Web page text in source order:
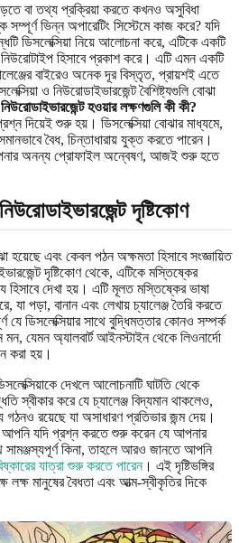
বা তথ্য প্রক্রিয়া করতে কখনও অসুবিধা
ভিন্ন অপারেটিং সিস্টেমে কাজ করে? যদি
ডিসলেক্সিয়া নিয়ে আলোচনা করে, এটিকে একটি
হিসাবে প্রকাশ করে। এটি এমন একটি
বাইরেও অনেক দূর বিস্তৃত, প্রায়শই এতে
ও নিউরোডাইভারজেন্ট বৈশিষ্ট্যগুলি বোঝা
নিউরোডাইভারজেন্ট হওয়ার লক্ষণগুলি কী কী?
দিয়েই শুরু হয়। ডিসলেক্সিয়া বোঝার মাধ্যমে,
বৈধ, চিন্তাধারায় যুক্ত করতে পারেন।
অনন্য প্রোফাইল অন্বেষণ, আজই শুরু হতে
দৃষ্টিকোণ
হয়েছে এবং কেবল পঠন অক্ষমতা হিসাবে সংজ্ঞায়িত
দৃষ্টিকোণ থেকে, এটিকে মস্তিষ্কের
হিসাবে দেখা হয়। এটি মূলত মস্তিষ্কের ভাষা
যা পড়া, বানান এবং লেখায় চ্যালেঞ্জ তৈরি করতে
ডিসলেক্সিয়ার সাথে বুদ্ধিমত্তার কোনও সম্পর্ক
যেমন অ্যালবার্ট আইনস্টাইন থেকে লিওনার্দো
করা হয়।
দেখলে আলোচনাটি ঘাটতি থেকে
স্বীকার করে যে চ্যালেঞ্জ বিদ্যমান থাকলেও,
রয়েছে যা অসাধারণ প্রতিভার জন্ম দেয়।
যদি প্রশ্ন করতে শুরু করেন যে আপনার
সামঞ্জস্যপূর্ণ কিনা, তাহলে আরও জানতে আপনি
যাত্রা শুরু করতে পারেন । এই দৃষ্টিভঙ্গির
লক্ষ মানুষের বৈধতা এবং আত্ম-স্বীকৃতির দিকে